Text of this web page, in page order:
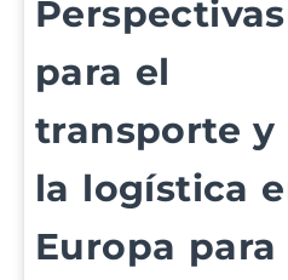
Perspectivas
para el
transporte y
la logística
Europa para